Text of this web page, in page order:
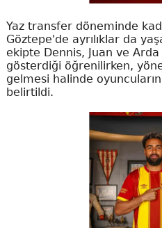
Yaz transfer döneminde
Göztepe'de ayrılıklar da
ekipte Dennis, Juan ve
gösterdiği öğrenilirken,
gelmesi halinde oyuncuların
belirtildi.